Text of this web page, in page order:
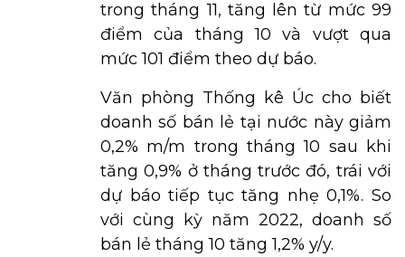
trong tháng 11, tăng lên từ mức 99
điểm của tháng 10 và vượt qua
mức 101 điểm theo dự báo.
Văn phòng Thống kê Úc cho biết
doanh số bán lẻ tại nước này giảm
0,2% m/m trong tháng 10 sau khi
tăng 0,9% ở tháng trước đó, trái với
dự báo tiếp tục tăng nhẹ 0,1%. So
với cùng kỳ năm 2022, doanh số
bán lẻ tháng 10 tăng 1,2% y/y.